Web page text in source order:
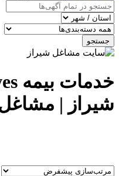
جستجو
شیراز |